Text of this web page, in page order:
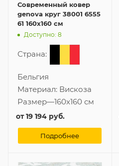
Современный ковер
genova круг 38001 6555
61 160x160 см
Доступно: 8
Страна:
Бельгия
Материал: Вискоза
Размер—160x160 см
от19 194 руб.
Подробнее